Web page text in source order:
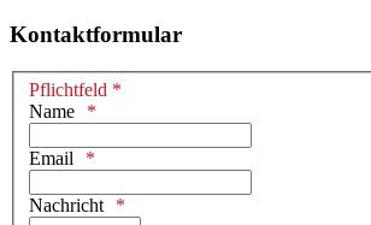
Kontaktformular
Pflichtfeld *
Name
Email
Nachricht